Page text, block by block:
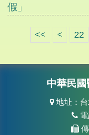
假」
<< < 22
中華民
地址：
傳